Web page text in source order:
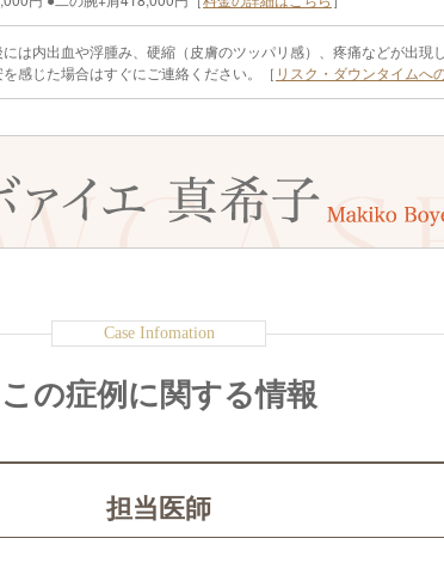
には内出血や浮腫み、硬縮（皮膚のツッパリ感）、疼痛などが出現
感じた場合はすぐにご連絡ください。［ リスク・ダウンタイムへ
この症例に関する情報
担当医師